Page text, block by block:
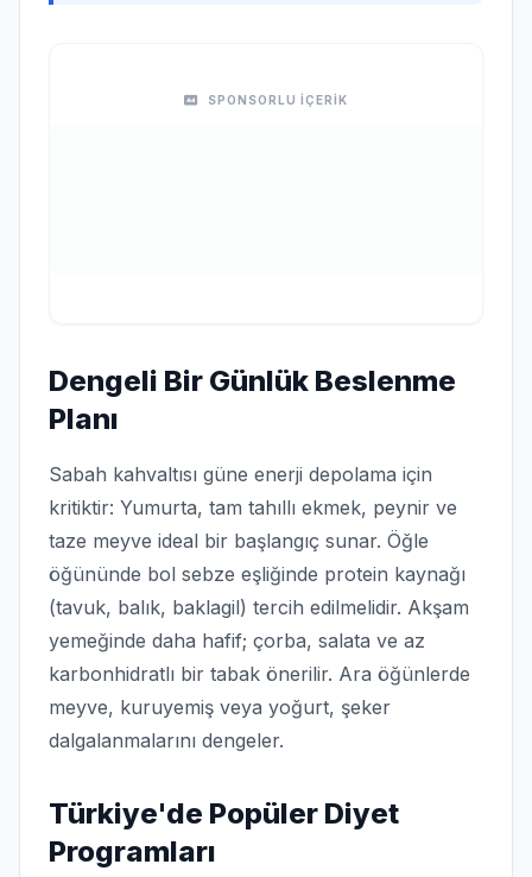
SPONSORLU İÇERİK
Dengeli Bir Günlük Beslenme
Planı
Sabah kahvaltısı güne enerji depolama için
kritiktir: Yumurta, tam tahıllı ekmek, peynir ve
taze meyve ideal bir başlangıç sunar. Öğle
öğününde bol sebze eşliğinde protein kaynağı
(tavuk, balık, baklagil) tercih edilmelidir. Akşam
yemeğinde daha hafif; çorba, salata ve az
karbonhidratlı bir tabak önerilir. Ara öğünlerde
meyve, kuruyemiş veya yoğurt, şeker
dalgalanmalarını dengeler.
Türkiye'de Popüler Diyet
Programları